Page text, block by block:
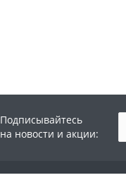
Подписывайтесь
на новости и акции: